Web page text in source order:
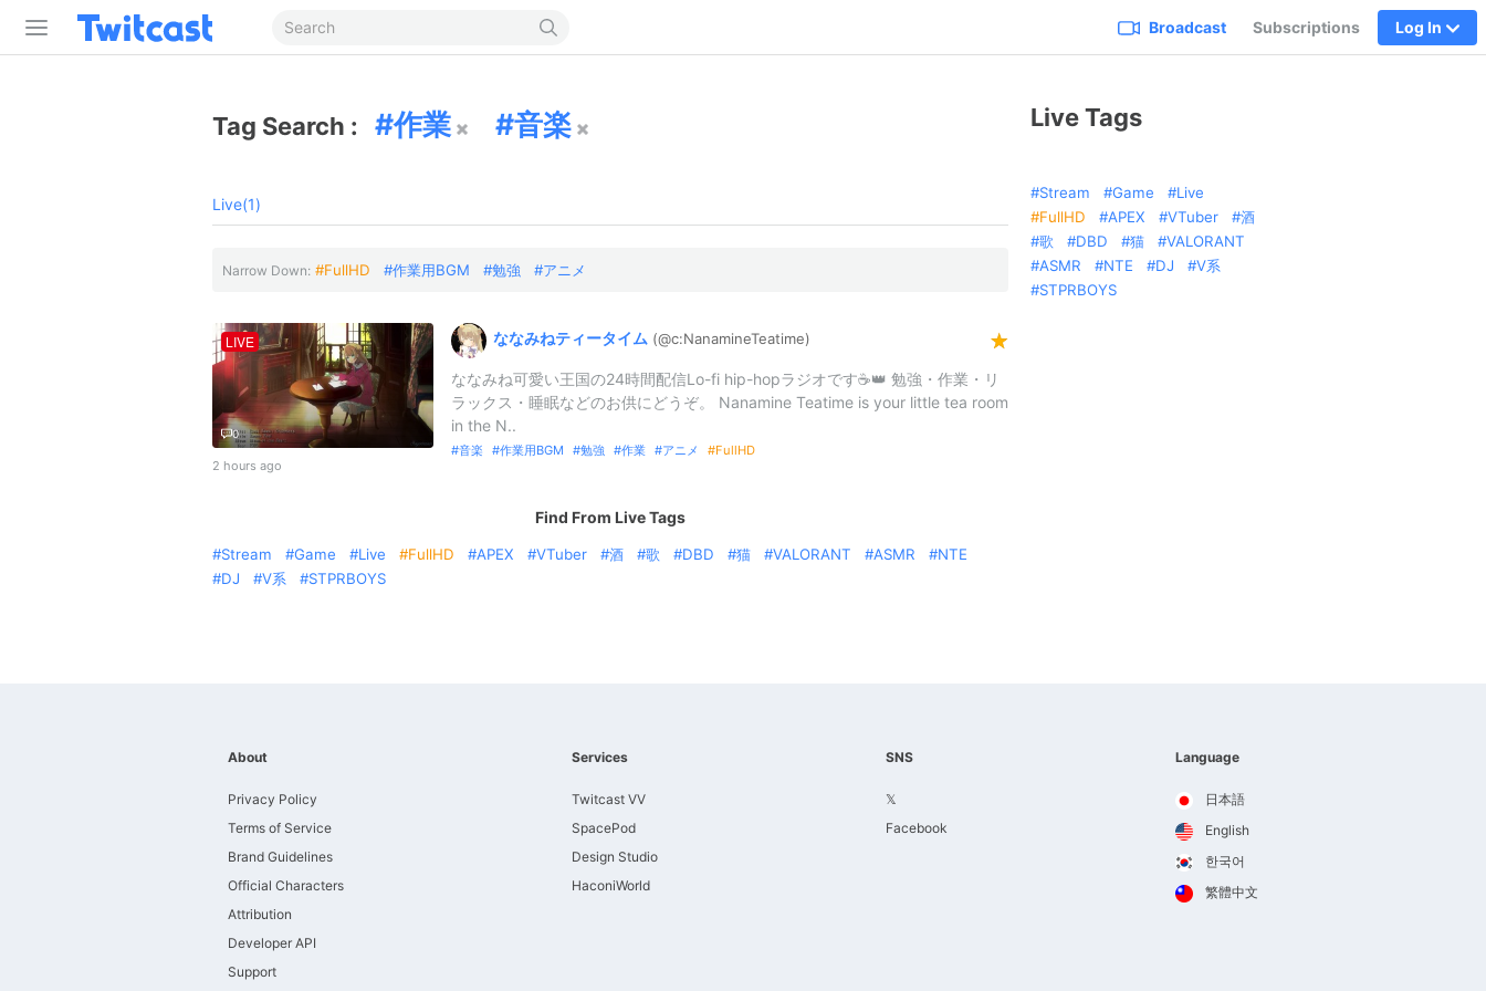
Broadcast Subscriptions Log In
Tag Search : 作業 音楽
Live(1)
Narrow Down: FullHD 作業用BGM 勉強 アニメ
LIVE
0
2 hours ago
ななみねティータイム (@c:NanamineTeatime)
ななみね可愛い王国の24時間配信Lo-fi hip-hopラジオです☕👑 勉強・作業・リ
ラックス・睡眠などのお供にどうぞ。 Nanamine Teatime is your little tea room
in the N..
音楽 作業用BGM 勉強 作業 アニメ FullHD
Find From Live Tags
Stream Game Live FullHD APEX VTuber 酒 歌 DBD 猫 VALORANT ASMR
NTE
DJ
V系 STPRBOYS
Live Tags
Stream Game
Live
FullHD
APEX VTuber
酒
歌
DBD 猫
VALORANT
ASMR
NTE DJ
V系
STPRBOYS
About
Privacy Policy
Terms of Service
Brand Guidelines
Official Characters
Attribution
Developer API
Support
Services
Twitcast VV
SpacePod
Design Studio
HaconiWorld
SNS
𝕏
Facebook
Language
日本語
English
한국어
繁體中文